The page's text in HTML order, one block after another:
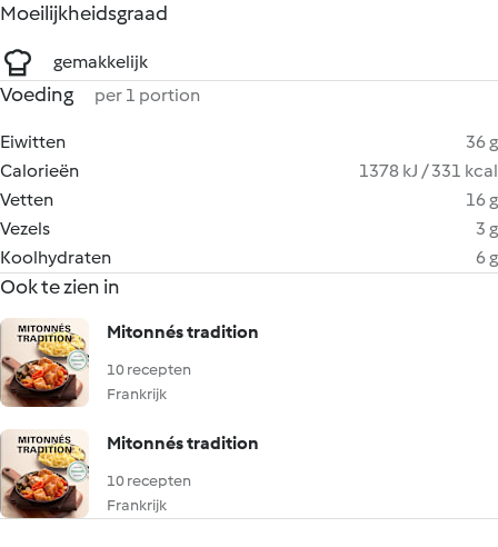
Moeilijkheidsgraad
gemakkelijk
Voeding per 1 portion
Eiwitten
36 g
Calorieën
1378 kJ / 331 kcal
Vetten
16 g
Vezels
3 g
Koolhydraten
6 g
Ook te zien in
Mitonnés tradition
10 recepten
Frankrijk
Mitonnés tradition
10 recepten
Frankrijk